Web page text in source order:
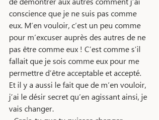
conscience que je ne suis pas comme
eux. M’en vouloir, c’est un peu comme
pour m’excuser auprès des autres de ne
pas être comme eux ! C’est comme s’il
fallait que je sois comme eux pour me
permettre d’être acceptable et accepté.
Et il y a aussi le fait que de m’en vouloir,
j’ai le désir secret qu’en agissant ainsi, je
vais changer.